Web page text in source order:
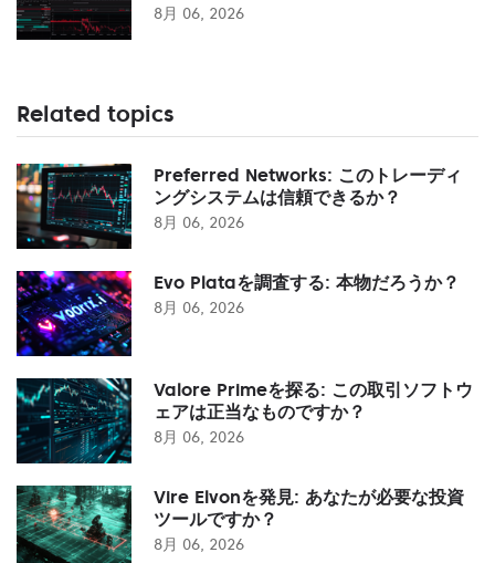
8月 06, 2026
Related topics
Preferred Networks: このトレーディ
ングシステムは信頼できるか？
8月 06, 2026
Evo Plataを調査する: 本物だろうか？
8月 06, 2026
Valore Primeを探る: この取引ソフトウ
ェアは正当なものですか？
8月 06, 2026
Vire Elvonを発見: あなたが必要な投資
ツールですか？
8月 06, 2026